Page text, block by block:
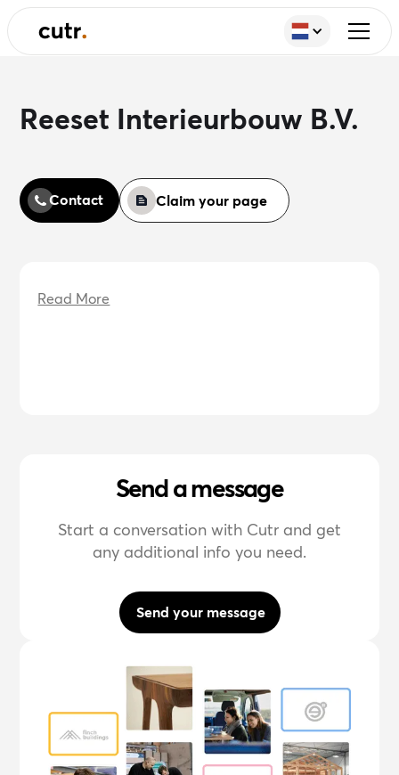
Reeset Interieurbouw B.V.
Contact Claim your page
Read More
Send a message
Start a conversation with Cutr and get
any additional info you need.
Send your message